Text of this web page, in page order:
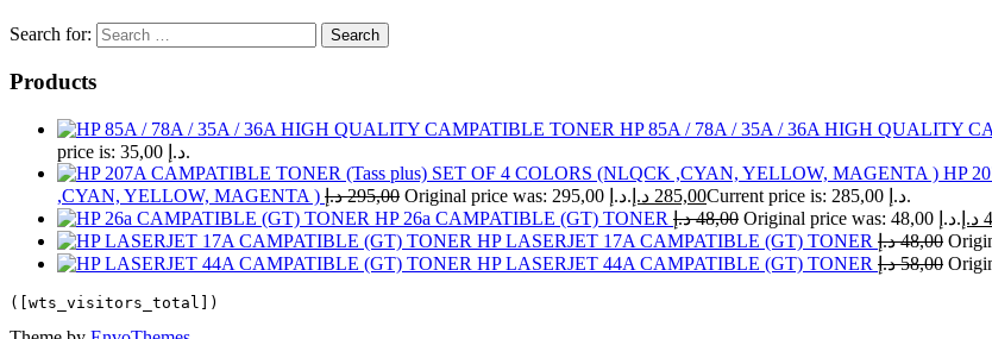
Search for:
Products
HP 85A / 78A / 35A / 36A HIGH QUALITY
price is: 35,00 د.إ.
HP
,CYAN, YELLOW, MAGENTA )
295,00 د.إ Original price was: 295,00 د.إ. 285,00 د.إ
Current price is: 285,00 د.إ.
HP 26a CAMPATIBLE (GT) TONER
48,00 د.إ Original price was: 48,00 د.إ. د.إ
HP LASERJET 17A CAMPATIBLE (GT) TONER
48,00 د.إ
HP LASERJET 44A CAMPATIBLE (GT) TONER
58,00 د.إ
([wts_visitors_total])